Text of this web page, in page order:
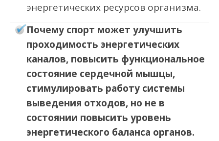
энергетических ресурсов организма.
Почему спорт может улучшить
проходимость энергетических
каналов, повысить функциональное
состояние сердечной мышцы,
стимулировать работу системы
выведения отходов, но не в
состоянии повысить уровень
энергетического баланса органов.